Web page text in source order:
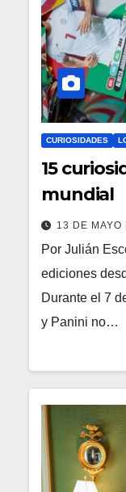
CURIOSIDADES
15
mundial
13 DE MAYO
Por Julián
ediciones
Durante el 7
y Panini no…